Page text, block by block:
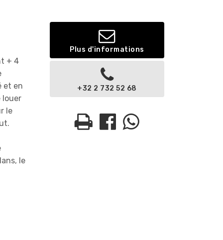
+ 4
et en
louer
le
le
Plus d'informations
+32 2 732 52 68